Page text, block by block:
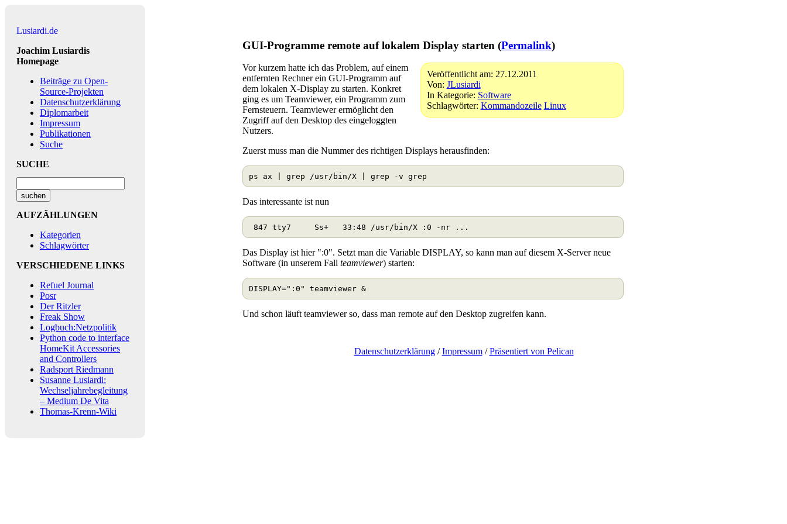
Lusiardi.de
Joachim Lusiardis
Homepage
Beiträge zu Open-
Source-Projekten
Datenschutzerklärung
Diplomarbeit
Impressum
Publikationen
Suche
SUCHE
AUFZÄHLUNGEN
Kategorien
Schlagwörter
VERSCHIEDENE LINKS
Refuel Journal
Posr
Der Ritzler
Freak Show
Logbuch:Netzpolitik
Python code to interface
HomeKit Accessories
and Controllers
Radsport Riedmann
Susanne Lusiardi:
Wechseljahrebegleitung
– Medium De Vita
Thomas-Krenn-Wiki
GUI-Programme remote auf lokalem Display starten (Permalink)
Veröffentlicht am: 27.12.2011
Von: JLusiardi
In Kategorie: Software
Schlagwörter: Kommandozeile Linux
Vor kurzem hatte ich das Problem, auf einem
entfernten Rechner ein GUI-Programm auf
dem lokalen X-Display zu starten. Konkret
ging es um Teamviewer, ein Programm zum
Fernsteuern. Teamviewer ermöglicht den
Zugriff auf den Desktop des eingeloggten
Nutzers.
Zuerst muss man die Nummer des richtigen Displays herausfinden:
Das interessante ist nun
Das Display ist hier ":0". Setzt man die Variable DISPLAY, so kann man auf diesem X-Server neue
Software (in unserem Fall teamviewer) starten:
DISPLAY=":0" teamviewer &
Und schon läuft teamviewer so, dass man remote auf den Desktop zugreifen kann.
Datenschutzerklärung/Impressum/Präsentiert von Pelican